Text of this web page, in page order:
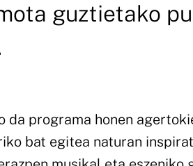
guztietako
da programa honen
bat egitea naturan